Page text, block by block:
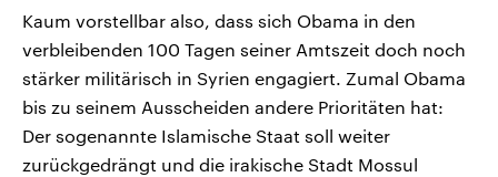
Kaum vorstellbar also, dass sich Obama in den
verbleibenden 100 Tagen seiner Amtszeit doch noch
stärker militärisch in Syrien engagiert. Zumal Obama
bis zu seinem Ausscheiden andere Prioritäten hat:
Der sogenannte Islamische Staat soll weiter
zurückgedrängt und die irakische Stadt Mossul